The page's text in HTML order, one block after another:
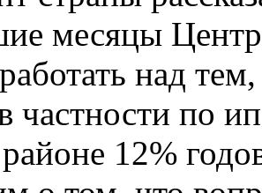
месяцы
над
частности по
районе 12%